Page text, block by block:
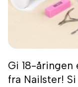
Gi 18-
fra Nailster!